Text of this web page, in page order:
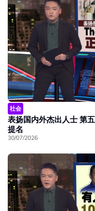
社会
表扬国内外杰出人士 第
提名
30/07/2026